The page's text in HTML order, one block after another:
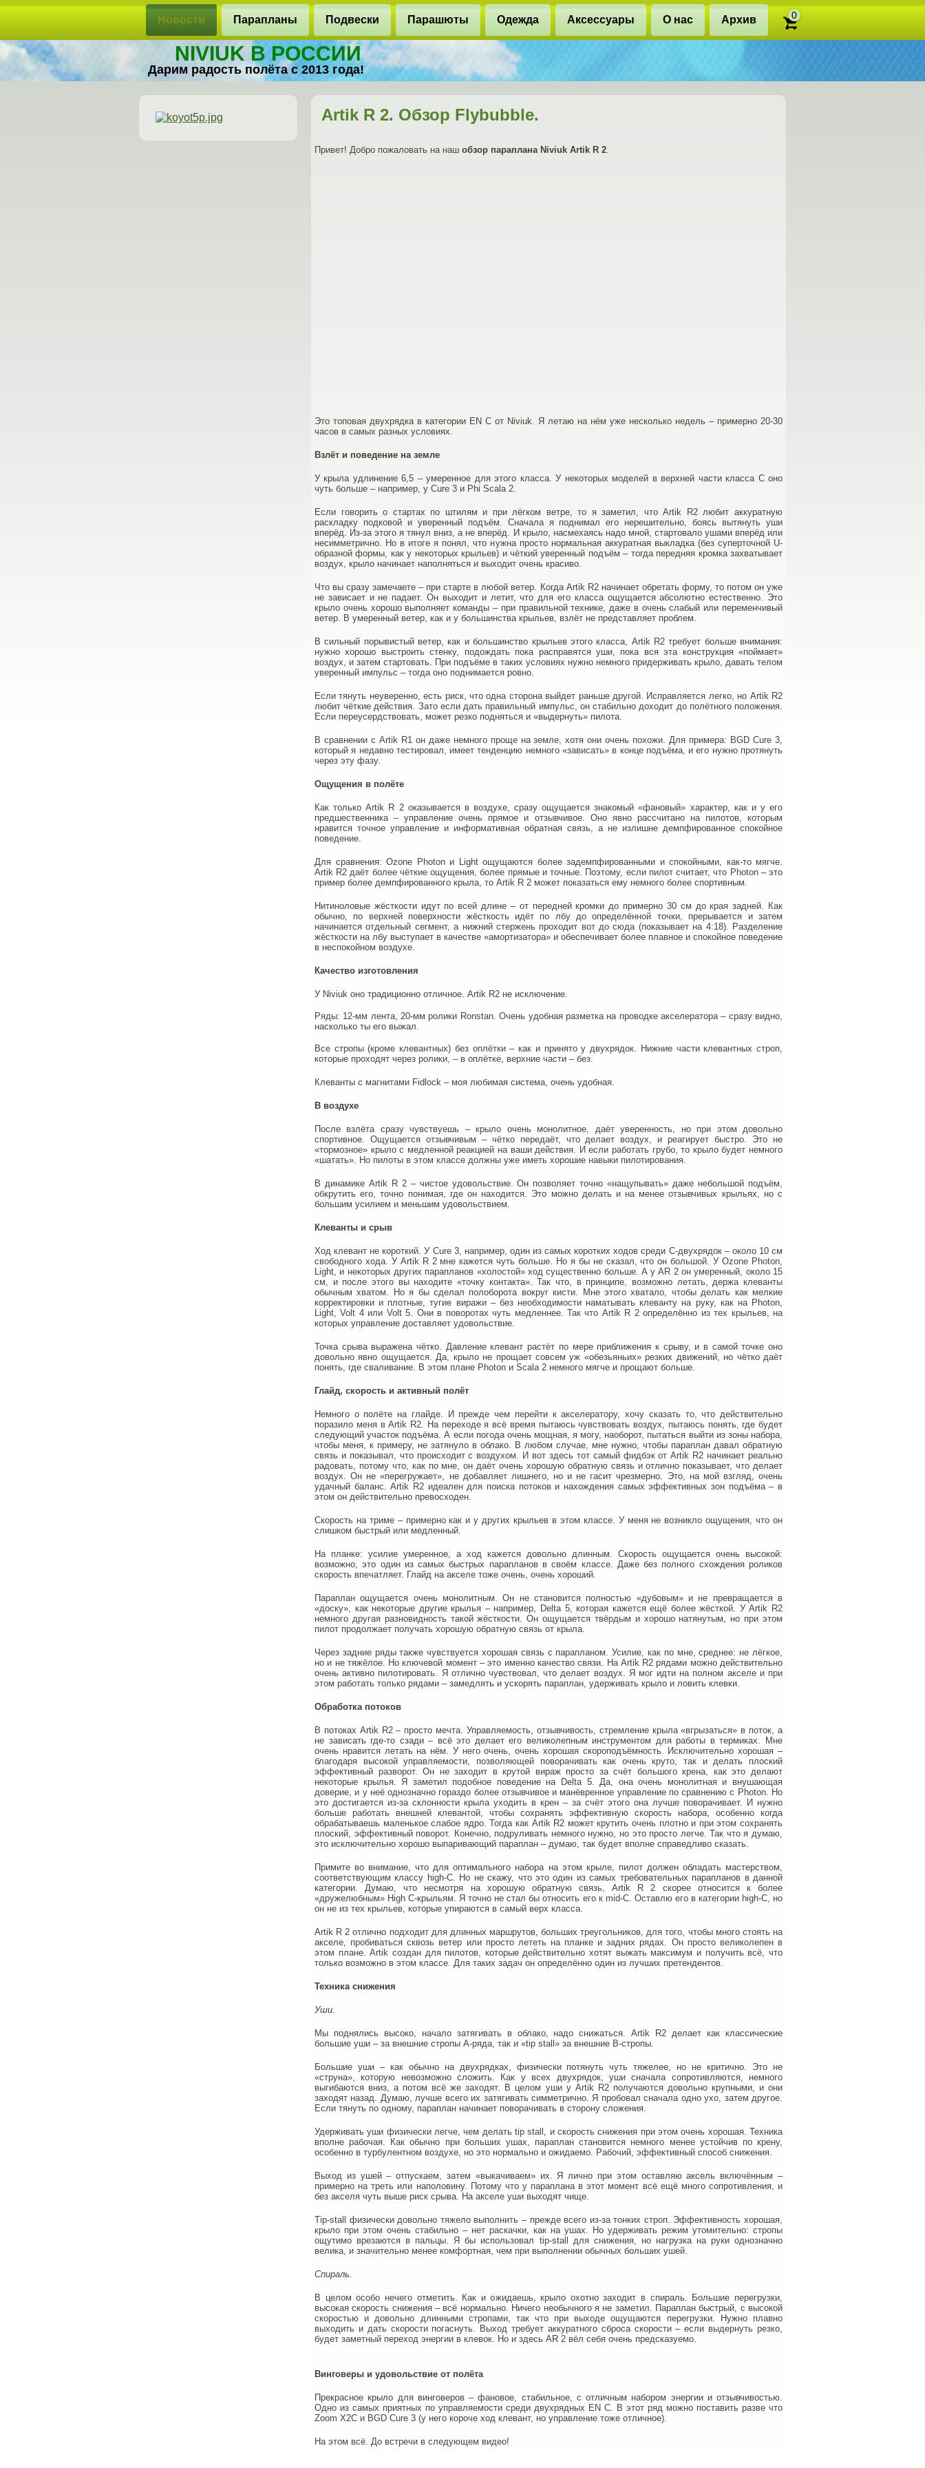
Новости Парапланы Подвески Парашюты Одежда Аксессуары О нас Архив 0
NIVIUK В РОССИИ
Дарим радость полёта с 2013 года!
Artik R 2. Обзор Flybubble.
Привет! Добро пожаловать на наш обзор параплана Niviuk Artik R 2.
Это топовая двухрядка в категории EN C от Niviuk. Я летаю на нём уже несколько недель – примерно 20-30
часов в самых разных условиях.
Взлёт и поведение на земле
У крыла удлинение 6,5 – умеренное для этого класса. У некоторых моделей в верхней части класса C оно
чуть больше – например, у Cure 3 и Phi Scala 2.
Если говорить о стартах по штилям и при лёгком ветре, то я заметил, что Artik R2 любит аккуратную
раскладку подковой и уверенный подъём. Сначала я поднимал его нерешительно, боясь вытянуть уши
вперёд. Из-за этого я тянул вниз, а не вперёд. И крыло, насмехаясь надо мной, стартовало ушами вперёд или
несимметрично. Но в итоге я понял, что нужна просто нормальная аккуратная выкладка (без суперточной U-
образной формы, как у некоторых крыльев) и чёткий уверенный подъём – тогда передняя кромка захватывает
воздух, крыло начинает наполняться и выходит очень красиво.
Что вы сразу замечаете – при старте в любой ветер. Когда Artik R2 начинает обретать форму, то потом он уже
не зависает и не падает. Он выходит и летит, что для его класса ощущается абсолютно естественно. Это
крыло очень хорошо выполняет команды – при правильной технике, даже в очень слабый или переменчивый
ветер. В умеренный ветер, как и у большинства крыльев, взлёт не представляет проблем.
В сильный порывистый ветер, как и большинство крыльев этого класса, Artik R2 требует больше внимания:
нужно хорошо выстроить стенку, подождать пока расправятся уши, пока вся эта конструкция «поймает»
воздух, и затем стартовать. При подъёме в таких условиях нужно немного придерживать крыло, давать телом
уверенный импульс – тогда оно поднимается ровно.
Если тянуть неуверенно, есть риск, что одна сторона выйдет раньше другой. Исправляется легко, но Artik R2
любит чёткие действия. Зато если дать правильный импульс, он стабильно доходит до полётного положения.
Если переусердствовать, может резко подняться и «выдернуть» пилота.
В сравнении с Artik R1 он даже немного проще на земле, хотя они очень похожи. Для примера: BGD Cure 3,
который я недавно тестировал, имеет тенденцию немного «зависать» в конце подъёма, и его нужно протянуть
через эту фазу.
Ощущения в полёте
Как только Artik R 2 оказывается в воздухе, сразу ощущается знакомый «фановый» характер, как и у его
предшественника – управление очень прямое и отзывчивое. Оно явно рассчитано на пилотов, которым
нравится точное управление и информативная обратная связь, а не излишне демпфированное спокойное
поведение.
Для сравнения: Ozone Photon и Light ощущаются более задемпфированными и спокойными, как-то мягче.
Artik R2 даёт более чёткие ощущения, более прямые и точные. Поэтому, если пилот считает, что Photon – это
пример более демпфированного крыла, то Artik R 2 может показаться ему немного более спортивным.
Нитиноловые жёсткости идут по всей длине – от передней кромки до примерно 30 см до края задней. Как
обычно, по верхней поверхности жёсткость идёт по лбу до определённой точки, прерывается и затем
начинается отдельный сегмент, а нижний стержень проходит вот до сюда (показывает на 4:18). Разделение
жёсткости на лбу выступает в качестве «амортизатора» и обеспечивает более плавное и спокойное поведение
в неспокойном воздухе.
Качество изготовления
У Niviuk оно традиционно отличное. Artik R2 не исключение.
Ряды: 12-мм лента, 20-мм ролики Ronstan. Очень удобная разметка на проводке акселератора – сразу видно,
насколько ты его выжал.
Все стропы (кроме клевантных) без оплётки – как и принято у двухрядок. Нижние части клевантных строп,
которые проходят через ролики, – в оплётке, верхние части – без.
Клеванты с магнитами Fidlock – моя любимая система, очень удобная.
В воздухе
После взлёта сразу чувствуешь – крыло очень монолитное, даёт уверенность, но при этом довольно
спортивное. Ощущается отзывчивым – чётко передаёт, что делает воздух, и реагирует быстро. Это не
«тормозное» крыло с медленной реакцией на ваши действия. И если работать грубо, то крыло будет немного
«шатать». Но пилоты в этом классе должны уже иметь хорошие навыки пилотирования.
В динамике Artik R 2 – чистое удовольствие. Он позволяет точно «нащупывать» даже небольшой подъём,
обкрутить его, точно понимая, где он находится. Это можно делать и на менее отзывчивых крыльях, но с
большим усилием и меньшим удовольствием.
Клеванты и срыв
Ход клевант не короткий. У Cure 3, например, один из самых коротких ходов среди С-двухрядок – около 10 см
свободного хода. У Artik R 2 мне кажется чуть больше. Но я бы не сказал, что он большой. У Ozone Photon,
Light, и некоторых других парапланов «холостой» ход существенно больше. А у AR 2 он умеренный, около 15
см, и после этого вы находите «точку контакта». Так что, в принципе, возможно летать, держа клеванты
обычным хватом. Но я бы сделал полоборота вокруг кисти. Мне этого хватало, чтобы делать как мелкие
корректировки и плотные, тугие виражи – без необходимости наматывать клеванту на руку, как на Photon,
Light, Volt 4 или Volt 5. Они в поворотах чуть медленнее. Так что Artik R 2 определённо из тех крыльев, на
которых управление доставляет удовольствие.
Точка срыва выражена чётко. Давление клевант растёт по мере приближения к срыву, и в самой точке оно
довольно явно ощущается. Да, крыло не прощает совсем уж «обезьяньих» резких движений, но чётко даёт
понять, где сваливание. В этом плане Photon и Scala 2 немного мягче и прощают больше.
Глайд, скорость и активный полёт
Немного о полёте на глайде. И прежде чем перейти к акселератору, хочу сказать то, что действительно
поразило меня в Artik R2. На переходе я всё время пытаюсь чувствовать воздух, пытаюсь понять, где будет
следующий участок подъёма. А если погода очень мощная, я могу, наоборот, пытаться выйти из зоны набора,
чтобы меня, к примеру, не затянуло в облако. В любом случае, мне нужно, чтобы параплан давал обратную
связь и показывал, что происходит с воздухом. И вот здесь тот самый фидбэк от Artik R2 начинает реально
радовать, потому что, как по мне, он даёт очень хорошую обратную связь и отлично показывает, что делает
воздух. Он не «перегружает», не добавляет лишнего, но и не гасит чрезмерно. Это, на мой взгляд, очень
удачный баланс. Artik R2 идеален для поиска потоков и нахождения самых эффективных зон подъёма – в
этом он действительно превосходен.
Скорость на триме – примерно как и у других крыльев в этом классе. У меня не возникло ощущения, что он
слишком быстрый или медленный.
На планке: усилие умеренное, а ход кажется довольно длинным. Скорость ощущается очень высокой:
возможно, это один из самых быстрых парапланов в своём классе. Даже без полного схождения роликов
скорость впечатляет. Глайд на акселе тоже очень, очень хороший.
Параплан ощущается очень монолитным. Он не становится полностью «дубовым» и не превращается в
«доску», как некоторые другие крылья – например, Delta 5, которая кажется ещё более жёсткой. У Artik R2
немного другая разновидность такой жёсткости. Он ощущается твёрдым и хорошо натянутым, но при этом
пилот продолжает получать хорошую обратную связь от крыла.
Через задние ряды также чувствуется хорошая связь с парапланом. Усилие, как по мне, среднее: не лёгкое,
но и не тяжёлое. Но ключевой момент – это именно качество связи. На Artik R2 рядами можно действительно
очень активно пилотировать. Я отлично чувствовал, что делает воздух. Я мог идти на полном акселе и при
этом работать только рядами – замедлять и ускорять параплан, удерживать крыло и ловить клевки.
Обработка потоков
В потоках Artik R2 – просто мечта. Управляемость, отзывчивость, стремление крыла «вгрызаться» в поток, а
не зависать где-то сзади – всё это делает его великолепным инструментом для работы в термиках. Мне
очень нравится летать на нём. У него очень, очень хорошая скороподъёмность. Исключительно хорошая –
благодаря высокой управляемости, позволяющей поворачивать как очень круто, так и делать плоский
эффективный разворот. Он не заходит в крутой вираж просто за счёт большого крена, как это делают
некоторые крылья. Я заметил подобное поведение на Delta 5. Да, она очень монолитная и внушающая
доверие, и у неё однозначно гораздо более отзывчивое и манёвренное управление по сравнению с Photon. Но
это достигается из-за склонности крыла уходить в крен – за счёт этого она лучше поворачивает. И нужно
больше работать внешней клевантой, чтобы сохранять эффективную скорость набора, особенно когда
обрабатываешь маленькое слабое ядро. Тогда как Artik R2 может крутить очень плотно и при этом сохранять
плоский, эффективный поворот. Конечно, подруливать немного нужно, но это просто легче. Так что я думаю,
это исключительно хорошо выпаривающий параплан – думаю, так будет вполне справедливо сказать.
Примите во внимание, что для оптимального набора на этом крыле, пилот должен обладать мастерством,
соответствующим классу high-C. Но не скажу, что это один из самых требовательных парапланов в данной
категории. Думаю, что несмотря на хорошую обратную связь, Artik R 2 скорее относится к более
«дружелюбным» High C-крыльям. Я точно не стал бы относить его к mid-C. Оставлю его в категории high-C, но
он не из тех крыльев, которые упираются в самый верх класса.
Artik R 2 отлично подходит для длинных маршрутов, больших треугольников, для того, чтобы много стоять на
акселе, пробиваться сквозь ветер или просто лететь на планке и задних рядах. Он просто великолепен в
этом плане. Artik создан для пилотов, которые действительно хотят выжать максимум и получить всё, что
только возможно в этом классе. Для таких задач он определённо один из лучших претендентов.
Техника снижения
Уши.
Мы поднялись высоко, начало затягивать в облако, надо снижаться. Artik R2 делает как классические
большие уши – за внешние стропы А-ряда, так и «tip stall» за внешние B-стропы.
Большие уши – как обычно на двухрядках, физически потянуть чуть тяжелее, но не критично. Это не
«струна», которую невозможно сложить. Как у всех двухрядок, уши сначала сопротивляются, немного
выгибаются вниз, а потом всё же заходят. В целом уши у Artik R2 получаются довольно крупными, и они
заходят назад. Думаю, лучше всего их затягивать симметрично. Я пробовал сначала одно ухо, затем другое.
Если тянуть по одному, параплан начинает поворачивать в сторону сложения.
Удерживать уши физически легче, чем делать tip stall, и скорость снижения при этом очень хорошая. Техника
вполне рабочая. Как обычно при больших ушах, параплан становится немного менее устойчив по крену,
особенно в турбулентном воздухе, но это нормально и ожидаемо. Рабочий, эффективный способ снижения.
Выход из ушей – отпускаем, затем «выкачиваем» их. Я лично при этом оставляю аксель включённым –
примерно на треть или наполовину. Потому что у параплана в этот момент всё ещё много сопротивления, и
без акселя чуть выше риск срыва. На акселе уши выходят чище.
Tip-stall физически довольно тяжело выполнить – прежде всего из-за тонких строп. Эффективность хорошая,
крыло при этом очень стабильно – нет раскачки, как на ушах. Но удерживать режим утомительно: стропы
ощутимо врезаются в пальцы. Я бы использовал tip-stall для снижения, но нагрузка на руки однозначно
велика, и значительно менее комфортная, чем при выполнении обычных больших ушей.
Спираль.
В целом особо нечего отметить. Как и ожидаешь, крыло охотно заходит в спираль. Большие перегрузки,
высокая скорость снижения – всё нормально. Ничего необычного я не заметил. Параплан быстрый, с высокой
скоростью и довольно длинными стропами, так что при выходе ощущаются перегрузки. Нужно плавно
выходить и дать скорости погаснуть. Выход требует аккуратного сброса скорости – если выдернуть резко,
будет заметный переход энергии в клевок. Но и здесь AR 2 вёл себя очень предсказуемо.
Винговеры и удовольствие от полёта
Прекрасное крыло для винговеров – фановое, стабильное, с отличным набором энергии и отзывчивостью.
Одно из самых приятных по управляемости среди двухрядных EN C. В этот ряд можно поставить разве что
Zoom X2C и BGD Cure 3 (у него короче ход клевант, но управление тоже отличное).
На этом всё. До встречи в следующем видео!